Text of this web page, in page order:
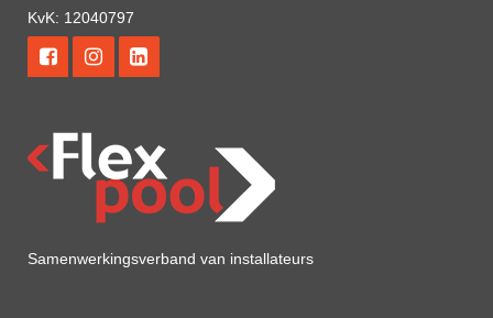
KvK: 12040797
Samenwerkingsverband van installateurs